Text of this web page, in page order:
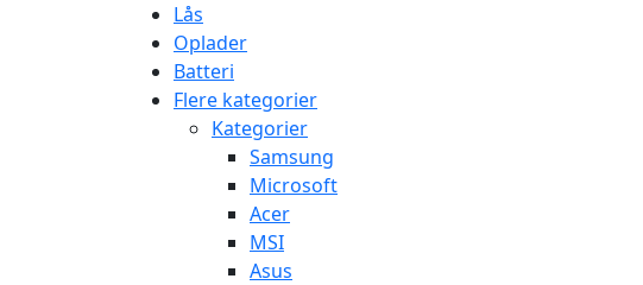
Lås
Oplader
Batteri
Flere kategorier
Kategorier
Samsung
Microsoft
Acer
MSI
Asus